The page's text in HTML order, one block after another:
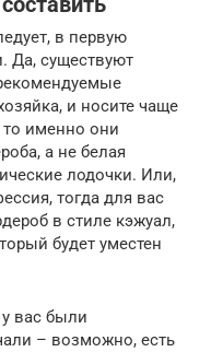
в первую
Да, существуют
и носите чаще
именно они
а не белая
лодочки. Или,
тогда для вас
в стиле кэжуал,
будет уместен
вас были
– возможно, есть